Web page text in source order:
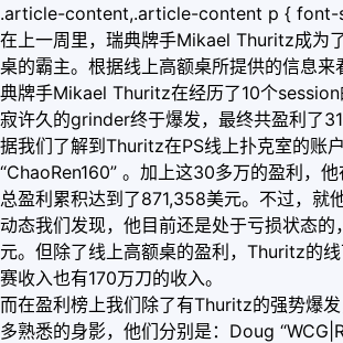
.article-content,.article-content p { font-
在上一周里，瑞典牌手Mikael Thuritz成为
桌的霸主。根据线上高额桌所提供的信息来
典牌手Mikael Thuritz在经历了10个
寂许久的grinder终于爆发，最终共盈利了
据我们了解到Thuritz在PS线上扑克室的账
“ChaoRen160” 。加上这30多万的盈利，
总盈利累积达到了871,358美元。不过，就
动态我们发现，他目前还是处于亏损状态
元。但除了线上高额桌的盈利，Thuritz的
赛收入也有170万刀的收入。
而在盈利榜上我们除了有Thuritz的强势爆
多熟悉的身影，他们分别是：Doug